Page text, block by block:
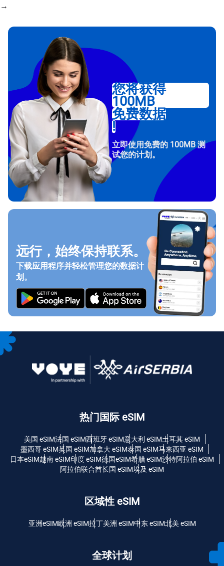
→
您将获得
100MB
免费数据
!
立即使用免费的 100MB 测
试您的计划。
远行，始终保持联系。
下载应用程序并轻松管理您的数据计
划。
热门国际 eSIM
美国 eSIM法国 eSIM西班牙 eSIM意大利 eSIM土耳其 eSIM
墨西哥 eSIM英国 eSIM加拿大 eSIM泰国 eSIM马来西亚 eSIM
日本eSIM越南 eSIM印度 eSIM德国eSIM希腊 eSIM沙特阿拉伯 eSIM
阿拉伯联合酋长国 eSIM埃及 eSIM
区域性 eSIM
亚洲eSIM欧洲 eSIM拉丁美洲 eSIM中东 eSIM北美 eSIM
全球计划